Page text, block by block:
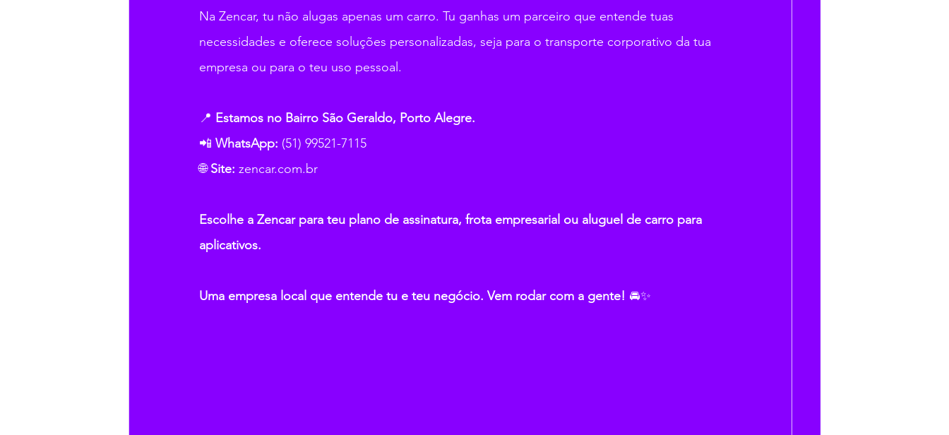
Na Zencar, tu não alugas apenas um carro. Tu ganhas um parceiro que entende tuas
necessidades e oferece soluções personalizadas, seja para o transporte corporativo da tua
empresa ou para o teu uso pessoal.
📍 Estamos no Bairro São Geraldo, Porto Alegre.
📲 WhatsApp: (51) 99521-7115
🌐 Site: zencar.com.br
Escolhe a Zencar para teu plano de assinatura, frota empresarial ou aluguel de carro para
aplicativos.
Uma empresa local que entende tu e teu negócio. Vem rodar com a gente! 🚘✨